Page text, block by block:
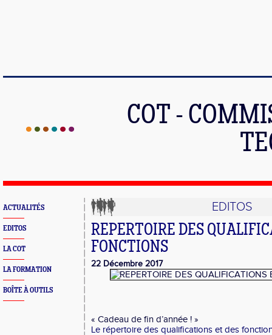
COT -
ACTUALITÉS
EDITOS
LA COT
LA FORMATION
BOÎTE À OUTILS
EDITOS
REPERTOIRE DES
FONCTIONS
22 Décembre 2017
« Cadeau de fin d’année ! »
Le répertoire des qualifications et des